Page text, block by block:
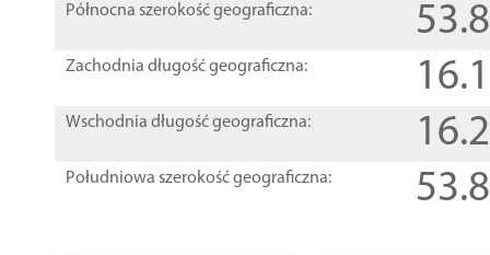
Północna szerokość geograficzna:
Zachodnia długość geograficzna:
Wschodnia długość geograficzna:
Południowa szerokość geograficzna: